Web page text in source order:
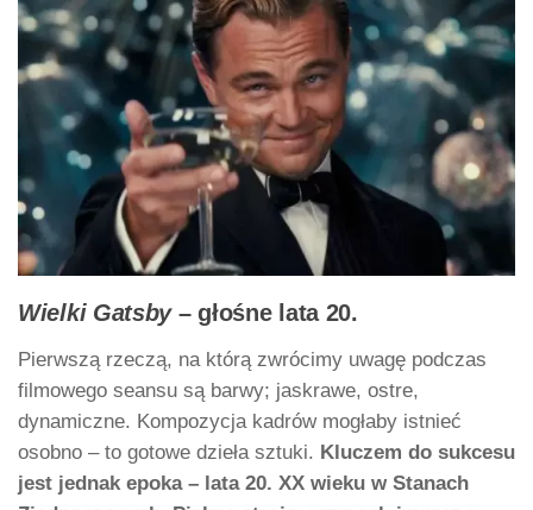
Wielki Gatsby– głośne lata 20.
Pierwszą rzeczą, na którą zwrócimy uwagę podczas
filmowego seansu są barwy; jaskrawe, ostre,
dynamiczne. Kompozycja kadrów mogłaby istnieć
osobno – to gotowe dzieła sztuki. Kluczem do sukcesu
jest jednak epoka – lata 20. XX wieku w Stanach